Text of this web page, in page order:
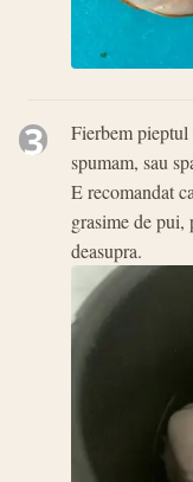
3
Fierbem
spumam, sau
E recomandat
grasime de pui,
deasupra.